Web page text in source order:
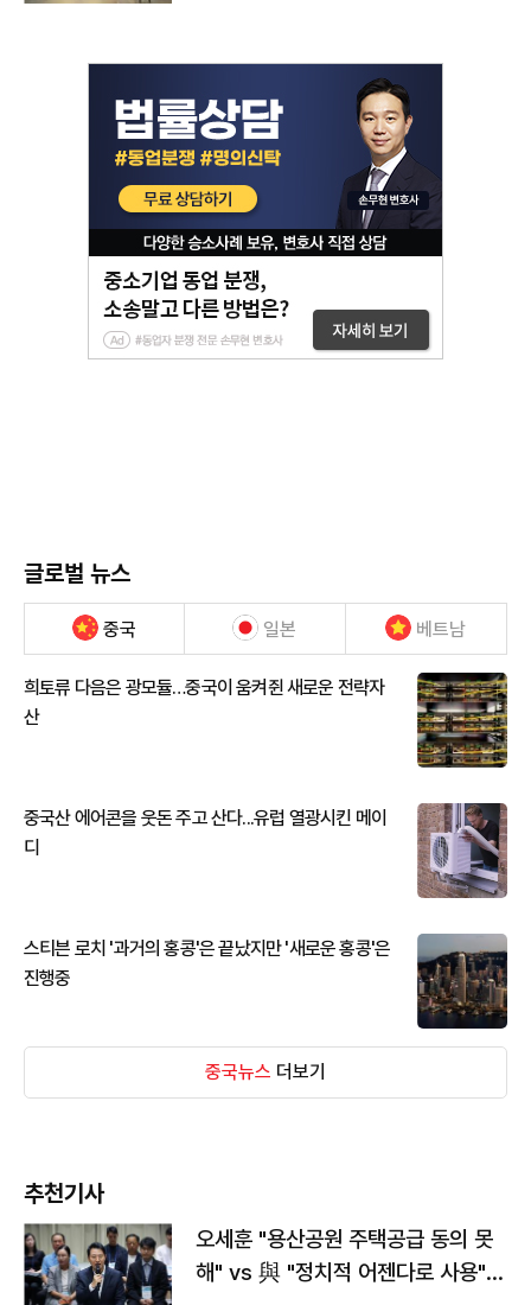
글로벌 뉴스
중국 일본 베트남
희토류 다음은 광모듈…중국이 움켜쥔 새로운 전략자
산
중국산 에어콘을 웃돈 주고 산다...유럽 열광시킨 메이
디
스티븐 로치 '과거의 홍콩'은 끝났지만 '새로운 홍콩'은
진행중
중국뉴스 더보기
추천기사
오세훈 "용산공원 주택공급 동의 못
해" vs 與 "정치적 어젠다로 사용"